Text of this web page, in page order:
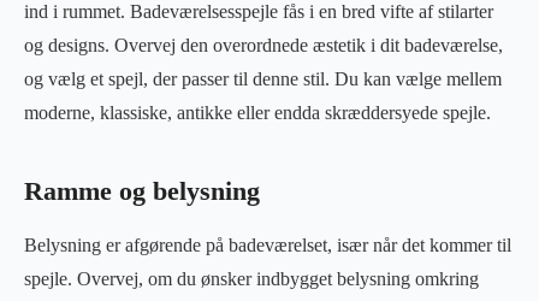
ind i rummet. Badeværelsesspejle fås i en bred vifte af stilarter
og designs. Overvej den overordnede æstetik i dit badeværelse,
og vælg et spejl, der passer til denne stil. Du kan vælge mellem
moderne, klassiske, antikke eller endda skræddersyede spejle.
Ramme og belysning
Belysning er afgørende på badeværelset, især når det kommer til
spejle. Overvej, om du ønsker indbygget belysning omkring